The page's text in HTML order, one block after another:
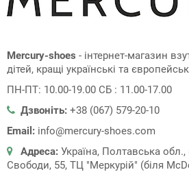
Mercury-shoes - інтернет-магазин
дітей, кращі українські та
ПН-ПТ: 10.00-19.00 СБ : 11.00-17.00
Дзвоніть: +38 (067) 579-20-10
Email: info@mercury-shoes.com
Адреса: Україна, Полтавська
Свободи, 55, ТЦ "Меркурій" (біля